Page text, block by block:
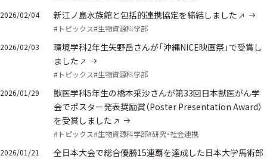
2026/02/04
新江ノ島水族館と包括的連携協定を締結しました
#トピックス#生物資源科学部
2026/02/03
環境学科2年生矢野岳さんが「沖縄NICE映画祭」で受賞し
ました
#トピックス#生物資源科学部
2026/01/29
獣医学科5年生の橋本采沙さんが第33回日本獣医がん学
会でポスター発表奨励賞（Poster Presentation Award）
を受賞しました
#トピックス#生物資源科学部#研究・社会連携
2026/01/21
全日本大会で総合優勝15連覇を達成した日本大学馬術部